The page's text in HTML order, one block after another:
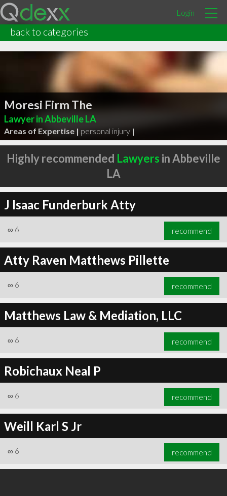
Login
back to categories
Moresi Firm The
Lawyer in Abbeville LA
Areas of Expertise | personal injury |
Highly recommended Lawyers in Abbeville
LA
J Isaac Funderburk Atty
∞ 6 recommend
Atty Raven Matthews Pillette
∞ 6 recommend
Matthews Law & Mediation, LLC
∞ 6 recommend
Robichaux Neal P
∞ 6 recommend
Weill Karl S Jr
∞ 6 recommend